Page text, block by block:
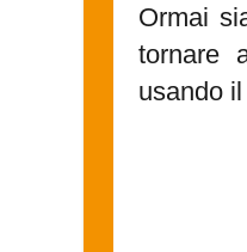
Ormai
tornare
usando